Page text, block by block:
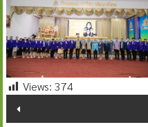
Views: 374
Post